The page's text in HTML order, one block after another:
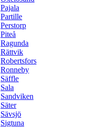
Pajala
Partille
Perstorp
Piteå
Ragunda
Rättvik
Robertsfors
Ronneby
Säffle
Sala
Sandviken
Säter
Sävsjö
Sigtuna